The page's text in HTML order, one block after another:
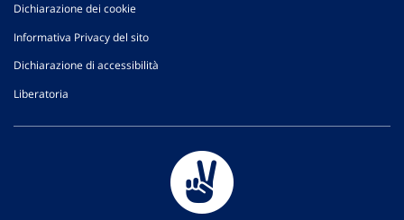
Dichiarazione dei cookie
Informativa Privacy del sito
Dichiarazione di accessibilità
Liberatoria